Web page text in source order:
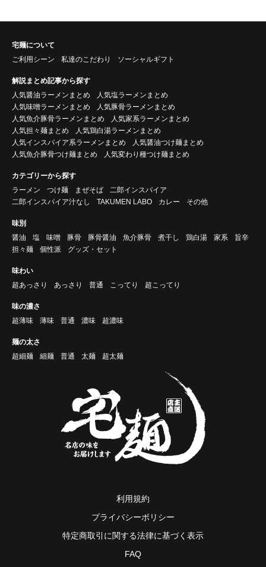
宅麺について
ご利用シーン
私達のこだわり ソーシャルギフト
解説まとめ記事から探す
人気醤油ラーメンまとめ
人気塩ラーメンまとめ
人気味噌ラーメンまとめ
人気豚骨ラーメンまとめ
人気魚介豚骨ラーメンまとめ
人気家系ラーメンまとめ
人気担々麺まとめ
人気鶏白湯ラーメンまとめ
人気インスパイア系ラーメンまとめ
人気醤油つけ麺まとめ
人気魚介豚骨つけ麺まとめ
人気変わり種つけ麺まとめ
カテゴリーから探す
ラーメン
つけ麺 まぜそば
二郎インスパイア
二郎インスパイア汁なし
TAKUMEN LABO カレー その他
味別
醤油
塩 味噌 豚骨 豚骨醤油 魚介豚骨 煮干し 鶏白湯 家系
旨辛
担々麺
個性派 グッズ・セット
味わい
超あっさり
あっさり 普通 こってり 超こってり
味の濃さ
超薄味
薄味 普通 濃味 超濃味
麺の太さ
超細麺
細麺 普通 太麺 超太麺
利用規約
プライバシーポリシー
特定商取引に関する法律に基づく表示
FAQ